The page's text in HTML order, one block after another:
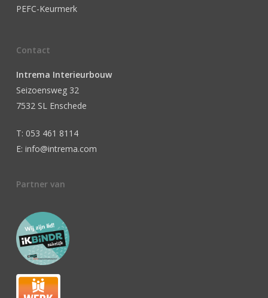
PEFC-Keurmerk
Contact
Intrema Interieurbouw
Seizoensweg 32
7532 SL Enschede
T: 053 461 8114
E: info@intrema.com
Partner van